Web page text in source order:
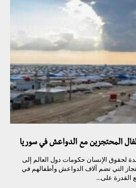
المحتجزين مع الدواعش في سوريا
لحقوق الإنسان حكومات دول العالم إلى
التي تضم آلاف الدواعش وأطفالهم في
القدرة على...